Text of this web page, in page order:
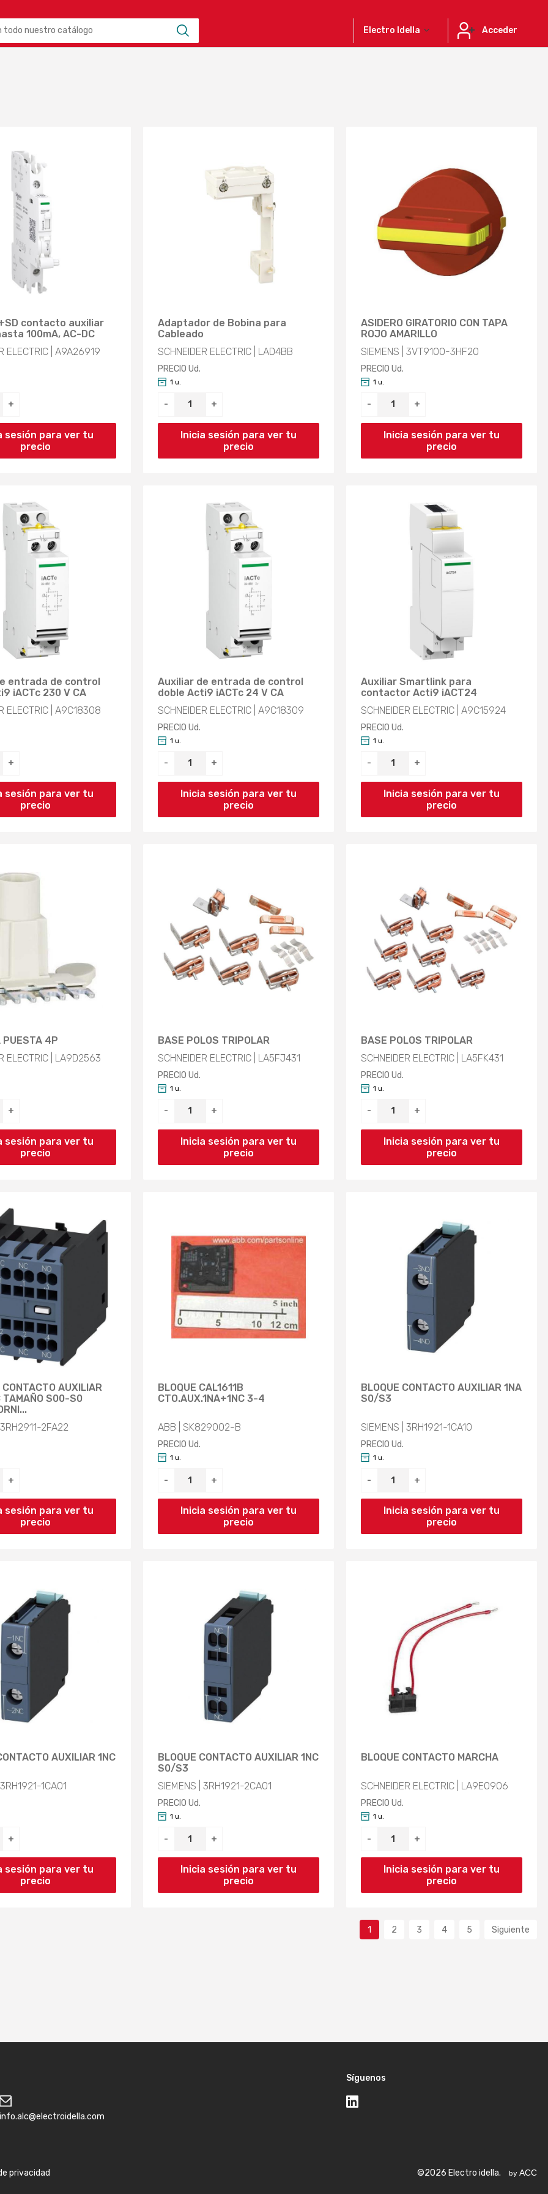
Electro Idella Acceder
contacto auxiliar
100mA, AC-DC
ELECTRIC | A9A26919
+
sesión para ver tu
precio
Adaptador de Bobina para
Cableado
SCHNEIDER ELECTRIC | LAD4BB
PRECIO Ud.
- +
1 u.
Inicia sesión para ver tu
precio
ASIDERO GIRATORIO CON TAPA
ROJO AMARILLO
SIEMENS | 3VT9100-3HF20
PRECIO Ud.
- +
1 u.
Inicia sesión para ver tu
precio
entrada de control
iACTc 230 V CA
ELECTRIC | A9C18308
+
sesión para ver tu
precio
Auxiliar de entrada de control
doble Acti9 iACTc 24 V CA
SCHNEIDER ELECTRIC | A9C18309
PRECIO Ud.
- +
1 u.
Inicia sesión para ver tu
precio
Auxiliar Smartlink para
contactor Acti9 iACT24
SCHNEIDER ELECTRIC | A9C15924
PRECIO Ud.
- +
1 u.
Inicia sesión para ver tu
precio
PUESTA 4P
ELECTRIC | LA9D2563
+
sesión para ver tu
precio
BASE POLOS TRIPOLAR
SCHNEIDER ELECTRIC | LA5FJ431
PRECIO Ud.
- +
1 u.
Inicia sesión para ver tu
precio
BASE POLOS TRIPOLAR
SCHNEIDER ELECTRIC | LA5FK431
PRECIO Ud.
- +
1 u.
Inicia sesión para ver tu
precio
CONTACTO AUXILIAR
TAMAÑO S00-S0
2FA22
+
sesión para ver tu
precio
BLOQUE CAL1611B
CTO.AUX.1NA+1NC 3-4
ABB | SK829002-B
PRECIO Ud.
- +
1 u.
Inicia sesión para ver tu
precio
BLOQUE CONTACTO AUXILIAR 1NA
S0/S3
SIEMENS | 3RH1921-1CA10
PRECIO Ud.
- +
1 u.
Inicia sesión para ver tu
precio
AUXILIAR 1NC
1CA01
+
sesión para ver tu
precio
BLOQUE CONTACTO AUXILIAR 1NC
S0/S3
SIEMENS | 3RH1921-2CA01
PRECIO Ud.
- +
1 u.
Inicia sesión para ver tu
precio
BLOQUE CONTACTO MARCHA
SCHNEIDER ELECTRIC | LA9E0906
PRECIO Ud.
- +
1 u.
Inicia sesión para ver tu
precio
1 2 3 4 5 Siguiente
info.alc@electroidella.com
Síguenos
privacidad ©2026 Electro idella. by ACC